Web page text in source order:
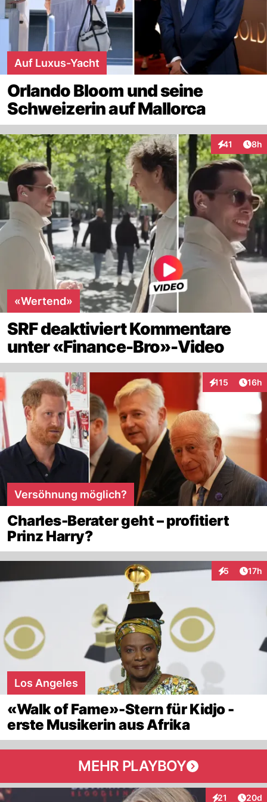
Auf Luxus-Yacht
Orlando Bloom und seine
Schweizerin auf Mallorca
41
Interaktionen
8h
«Wertend»
SRF deaktiviert Kommentare
unter «Finance-Bro»-Video
115
Interaktionen
16h
Versöhnung möglich?
Charles-Berater geht – profitiert
Prinz Harry?
5 17h
Los Angeles
«Walk of Fame»-Stern für Kidjo -
erste Musikerin aus Afrika
MEHR PLAYBOY
21 20d